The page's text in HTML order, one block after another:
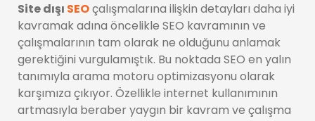
Site dışı SEOçalışmalarına ilişkin detayları daha iyi
kavramak adına öncelikle SEO kavramının ve
çalışmalarının tam olarak ne olduğunu anlamak
gerektiğini vurgulamıştık. Bu noktada SEO en yalın
tanımıyla arama motoru optimizasyonu olarak
karşımıza çıkıyor. Özellikle internet kullanımının
artmasıyla beraber yaygın bir kavram ve çalışma